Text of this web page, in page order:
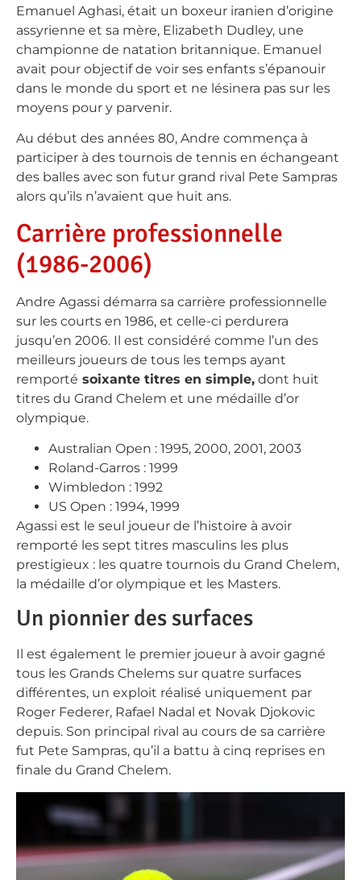
Emanuel Aghasi, était un boxeur iranien d’origine
assyrienne et sa mère, Elizabeth Dudley, une
championne de natation britannique. Emanuel
avait pour objectif de voir ses enfants s’épanouir
dans le monde du sport et ne lésinera pas sur les
moyens pour y parvenir.
Au début des années 80, Andre commença à
participer à des tournois de tennis en échangeant
des balles avec son futur grand rival Pete Sampras
alors qu’ils n’avaient que huit ans.
Carrière professionnelle
(1986-2006)
Andre Agassi démarra sa carrière professionnelle
sur les courts en 1986, et celle-ci perdurera
jusqu’en 2006. Il est considéré comme l’un des
meilleurs joueurs de tous les temps ayant
remporté soixante titres en simple, dont huit
titres du Grand Chelem et une médaille d’or
olympique.
Australian Open : 1995, 2000, 2001, 2003
Roland-Garros : 1999
Wimbledon : 1992
US Open : 1994, 1999
Agassi est le seul joueur de l’histoire à avoir
remporté les sept titres masculins les plus
prestigieux : les quatre tournois du Grand Chelem,
la médaille d’or olympique et les Masters.
Un pionnier des surfaces
Il est également le premier joueur à avoir gagné
tous les Grands Chelems sur quatre surfaces
différentes, un exploit réalisé uniquement par
Roger Federer, Rafael Nadal et Novak Djokovic
depuis. Son principal rival au cours de sa carrière
fut Pete Sampras, qu’il a battu à cinq reprises en
finale du Grand Chelem.